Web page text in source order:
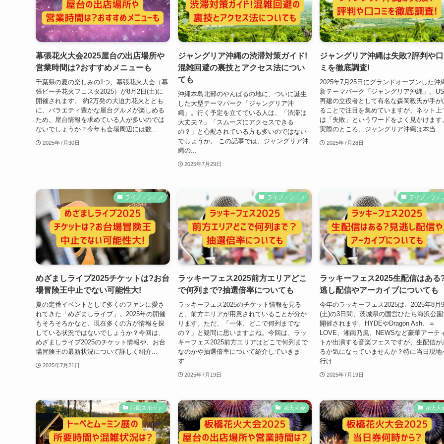
幕張花火大会2025屋台の出店場所や
営業時間は?おすすめメニューも
千葉県の夏の楽しみの1つ、幕張花火大会（幕
張ビーチ花火フェスタ2025）が8月2日(土)に
開催されます。 約2万発の大迫力花火ととも
に、バラエティ豊かな屋台グルメが楽しめる
ため、屋台情報を求めている人が多いのでは
ないでしょうか？今年も会場周辺には数...
2025年7月30日
ジャングリア沖縄の渋滞対策ガイド!
混雑回避の裏技とアクセス法につい
ても
沖縄本島北部のやんばるの地に、ついに誕生
した大型テーマパーク「ジャングリア沖
縄」。行く予定を立てている人は、「渋滞は
大丈夫？」「スムーズにアクセスできる
の？」と心配されている方も多いのではない
でしょうか。 この記事では、ジャングリア沖
縄の...
2025年7月29日
ジャングリア沖縄は失敗?評判や
ミを徹底調査!
2025年7月25日にグランドオープンした沖
新テーマパーク「ジャングリア沖縄」。
再建の立役者として有名な森岡毅氏が手が
ることで注目を集めていますが、ネット上
は「失敗」というワードをよく見かけます
実際のところ、ジャングリア沖縄は本当...
2025年7月28日
ライブ・フェス
めざましライブ2025チケットは?お台
場冒険王中止でない可能性大!
夏の定番イベントとして多くのファンに愛さ
れてきた「めざましライブ」。2025年の開催
もそろそろかなと、現在多くの方が情報を探
している状況ではないでしょうか？今回は、
めざましライブ2025のチケット情報や、お台
場冒険王の最新状況について詳しく紹介...
2025年7月21日
ライブ・フェス
ラッキーフェス2025前方エリアどこ
で何列まで?抽選倍率についても
ラッキーフェス2025のチケット情報を見る
と、前方エリアが用意されていることが分か
ります。ただ、「一体、どこで何列までな
の？」と疑問に思いますよね。今回は、ラッ
キーフェス2025前方エリアはどこで何列まで
なのかや抽選倍率について紹介していきま
す...
2025年7月19日
ライブ・フェ
ラッキーフェス2025生配信はある
逃し配信やアーカイブについても
今年のラッキーフェス2025は、2025年8月
(土)の3日間、茨城県の国営ひたち海浜公
開催されます。HYDEやDragon Ash、＝
LOVE、湘南乃風、NEWSなど豪華アーテ
トが出演する音楽フェスですが、生配信が
るか気になっていませんか？特に当日現地
行け...
2025年7月19日
話題スポット 花火大会 花火大